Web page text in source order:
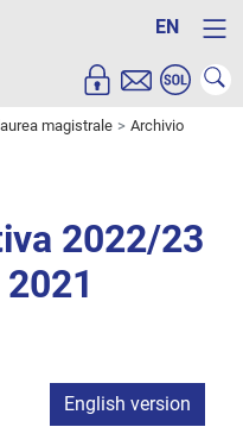
EN
magistrale
Archivio
2022/23
English version